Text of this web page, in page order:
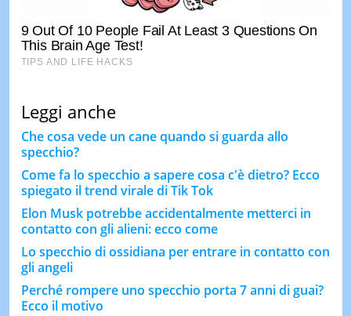
Leggi anche
Che cosa vede un cane quando si guarda allo
specchio?
Come fa lo specchio a sapere cosa c'è dietro? Ecco
spiegato il trend virale di Tik Tok
Elon Musk potrebbe accidentalmente metterci in
contatto con gli alieni: ecco come
Lo specchio di ossidiana per entrare in contatto con
gli angeli
Perché rompere uno specchio porta 7 anni di guai?
Ecco il motivo